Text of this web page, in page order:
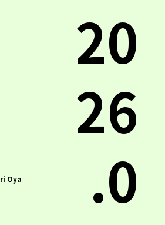
Oya
20
26
.0